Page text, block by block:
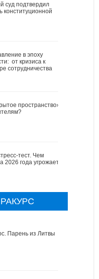
суд подтвердил
конституционной
в эпоху
от кризиса к
сотрудничества
пространство»
тест. Чем
2026 года угрожает
Парень из Литвы